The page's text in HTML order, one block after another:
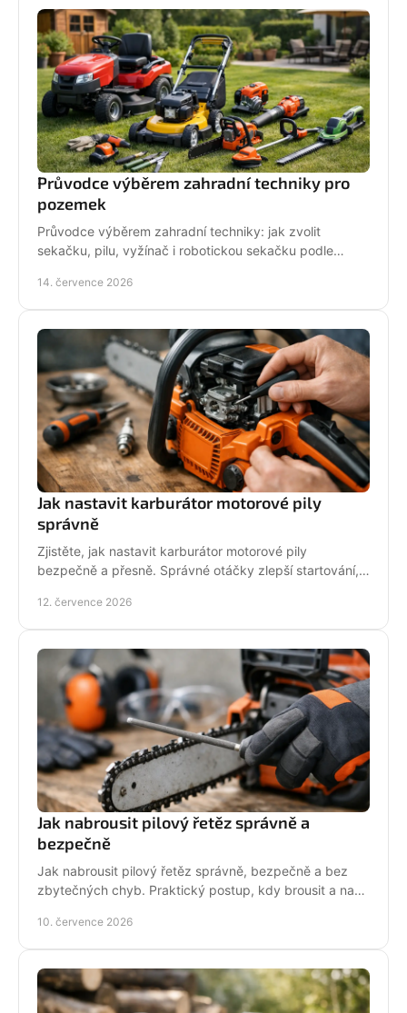
Průvodce výběrem zahradní techniky pro
pozemek
Průvodce výběrem zahradní techniky: jak zvolit
sekačku, pilu, vyžínač i robotickou sekačku podle
podpory.
14. července 2026
Jak nastavit karburátor motorové pily
správně
Zjistěte, jak nastavit karburátor motorové pily
bezpečně a přesně. Správné otáčky zlepší startování,
12. července 2026
Jak nabrousit pilový řetěz správně a
bezpečně
Jak nabrousit pilový řetěz správně, bezpečně a bez
zbytečných chyb. Praktický postup, kdy brousit a na
10. července 2026